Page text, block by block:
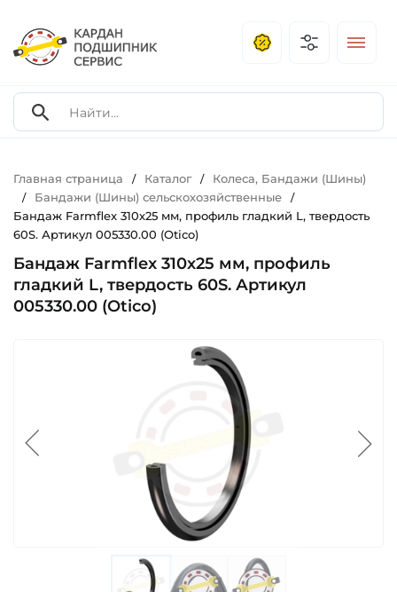
Главная страница / Каталог / Колеса, Бандажи (Шины)
/ Бандажи (Шины) сельскохозяйственные /
Бандаж Farmflex 310х25 мм, профиль гладкий L, твердость
60S. Артикул 005330.00 (Otico)
Бандаж Farmflex 310х25 мм, профиль
гладкий L, твердость 60S. Артикул
005330.00 (Otico)